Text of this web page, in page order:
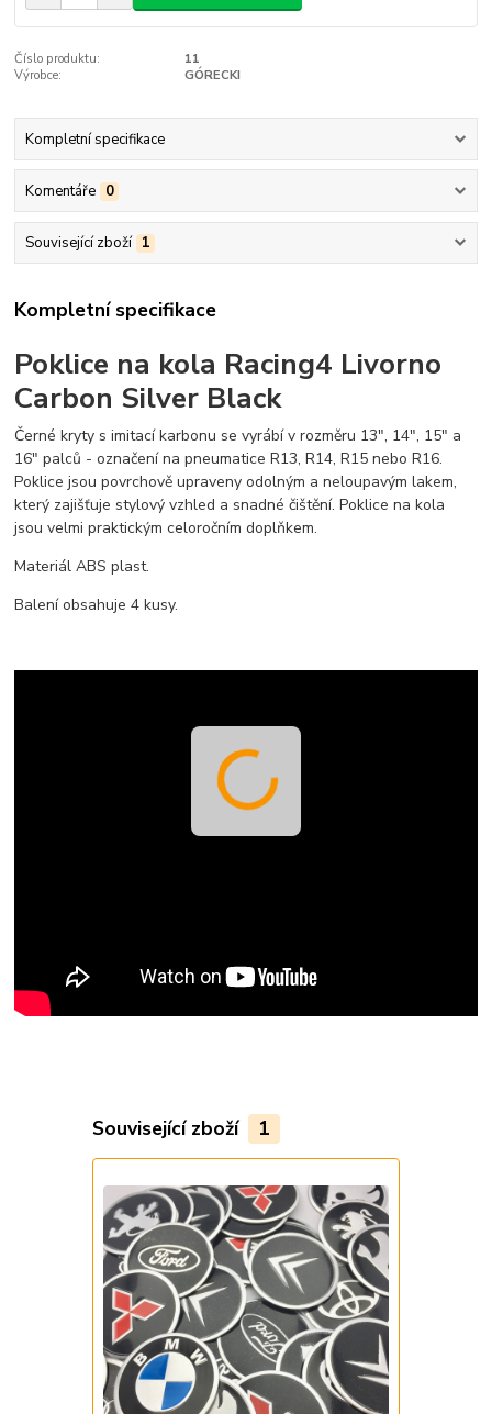
Číslo produktu:
11
Výrobce:
GÓRECKI
Kompletní specifikace
Komentáře 0
Související zboží 1
Kompletní specifikace
Poklice na kola Racing4 Livorno
Carbon Silver Black
Černé kryty s imitací karbonu se vyrábí v rozměru 13", 14", 15" a
16" palců - označení na pneumatice R13, R14, R15 nebo R16.
Poklice jsou povrchově upraveny odolným a neloupavým lakem,
který zajišťuje stylový vzhled a snadné čištění. Poklice na kola
jsou velmi praktickým celoročním doplňkem.
Materiál ABS plast.
Balení obsahuje 4 kusy.
Související zboží 1